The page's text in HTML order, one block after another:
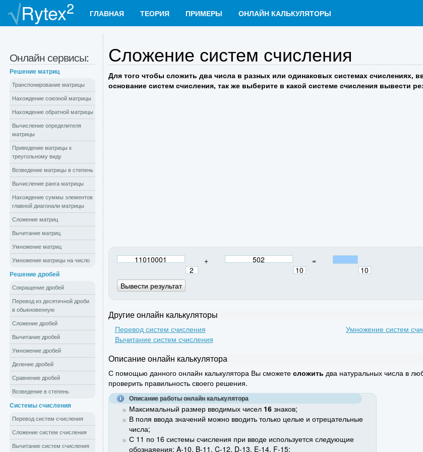
Rytex2 ГЛАВНАЯ ТЕОРИЯ ПРИМЕРЫ ОНЛАЙН КАЛЬКУЛЯТОРЫ
Онлайн сервисы:
Решение матриц
Транспонирование матрицы
Нахождение союзной матрицы
Нахождение обратной матрицы
Вычисление определителя
матрицы
Приведение матрицы к
треугольному виду
Возведение матрицы в степень
Вычисление ранга матрицы
Нахождение суммы элементов
главной диагонали матрицы
Сложение матриц
Вычитание матриц
Умножение матриц
Умножение матрицы на число
Решение дробей
Сокращение дробей
Перевод из десятичной дроби
в обыкновенную
Сложение дробей
Вычитание дробей
Умножение дробей
Деление дробей
Сравнение дробей
Возведение в степень
Системы счисления
Перевод систем счисления
Сложение систем счисления
Вычитание систем счисления
Сложение систем счисления
Для того чтобы сложить два числа в разных или одинаковых системах счислениях,
основание систем счисления, так же выберите в какой системе счисления вывести
+ =
Другие онлайн калькуляторы
Перевод систем счисления
Вычитание систем счисления
Умножение систем
Описание онлайн калькулятора
С помощью данного онлайн калькулятора Вы сможете сложить два натуральных числа в
проверить правильность своего решения.
Описание работы онлайн калькулятора
Максимальный размер вводимых чисел 16знаков;
В поля ввода значений можно вводить только целые и отрецательные
числа;
С 11 по 16 системы счисления при вводе используется следующие
обознаяения: A-10, B-11, C-12, D-13, E-14, F-15;